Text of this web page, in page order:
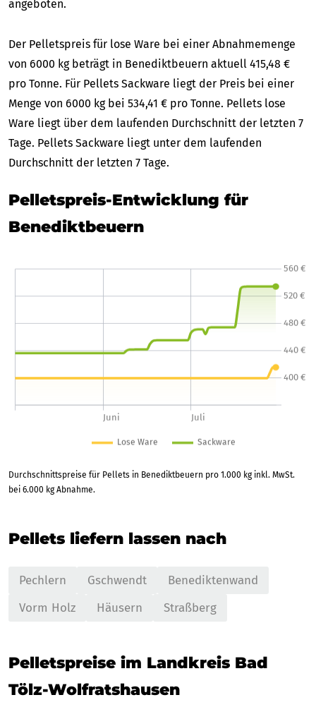
angeboten.
Der Pelletspreis für lose Ware bei einer Abnahmemenge
von 6000 kg beträgt in Benediktbeuern aktuell 415,48 €
pro Tonne. Für Pellets Sackware liegt der Preis bei einer
Menge von 6000 kg bei 534,41 € pro Tonne. Pellets lose
Ware liegt über dem laufenden Durchschnitt der letzten 7
Tage. Pellets Sackware liegt unter dem laufenden
Durchschnitt der letzten 7 Tage.
Pelletspreis-Entwicklung für
Benediktbeuern
Durchschnittspreise für Pellets in Benediktbeuern pro 1.000 kg inkl. MwSt.
bei 6.000 kg Abnahme.
Pellets liefern lassen nach
Pechlern Gschwendt
Benediktenwand
Vorm Holz
Häusern Straßberg
Pelletspreise im Landkreis Bad
Tölz-Wolfratshausen